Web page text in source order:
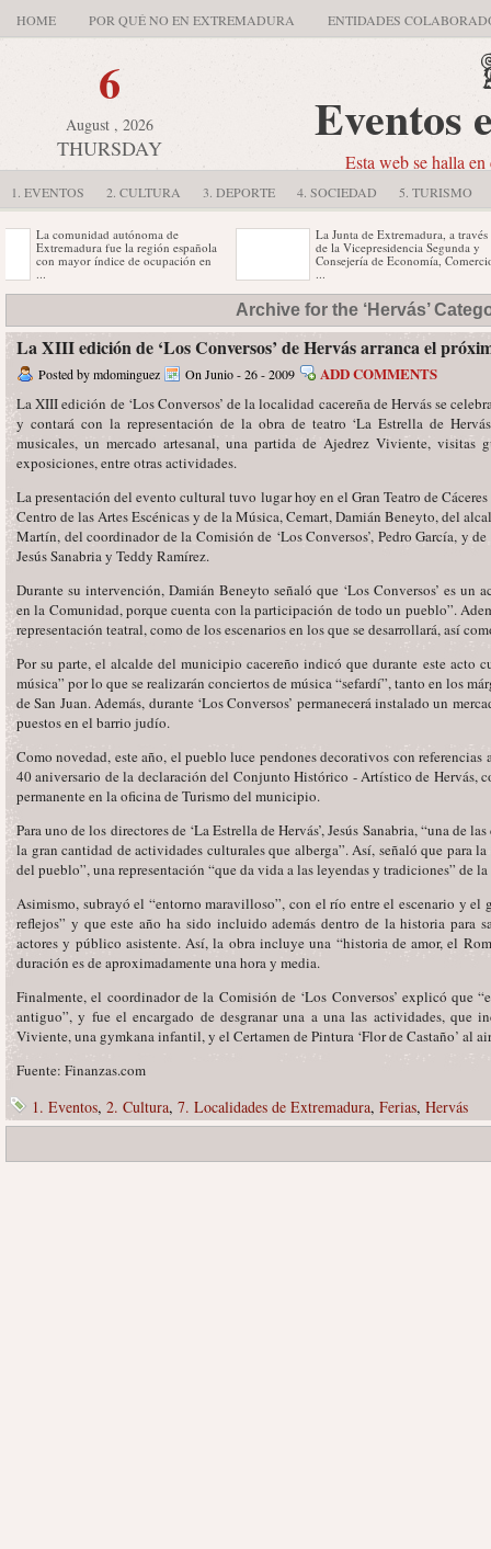
HOME POR QUÉ NO EN EXTREMADURA ENTIDADES
6
August , 2026
THURSDAY Eventos
Esta web se halla
1. EVENTOS 2. CULTURA 3. DEPORTE 4. SOCIEDAD 5. TURISMO
La comunidad autónoma de
Extremadura fue la región española
con mayor índice de ocupación en
La Junta de Extremadura, a través
de la Vicepresidencia Segunda y
Consejería de Economía, Comercio
Al certamen se han presentado 13
han quedado ...
El plazo de admisión de los
proyectos, cuya temática, técnica y
estilo es libre, permanecerá ...
Archive for the ‘Hervás’
La XIII edición de ‘Los Conversos’ de Hervás arranca el
Posted by mdominguez On Junio - 26 - 2009 ADD COMMENTS
La XIII edición de ‘Los Conversos’ de la localidad cacereña de Hervás se
y contará con la representación de la obra de teatro ‘La Estrella de
musicales, un mercado artesanal, una partida de Ajedrez Viviente, visitas
exposiciones, entre otras actividades.
La presentación del evento cultural tuvo lugar hoy en el Gran Teatro de
Centro de las Artes Escénicas y de la Música, Cemart, Damián Beneyto, del
Martín, del coordinador de la Comisión de ‘Los Conversos’, Pedro García, y de
Jesús Sanabria y Teddy Ramírez.
Durante su intervención, Damián Beneyto señaló que ‘Los Conversos’ es
en la Comunidad, porque cuenta con la participación de todo un pueblo”.
representación teatral, como de los escenarios en los que se desarrollará, así
Por su parte, el alcalde del municipio cacereño indicó que durante este acto
música” por lo que se realizarán conciertos de música “sefardí”, tanto en los
de San Juan. Además, durante ‘Los Conversos’ permanecerá instalado un
puestos en el barrio judío.
Como novedad, este año, el pueblo luce pendones decorativos con
40 aniversario de la declaración del Conjunto Histórico - Artístico de Hervás,
permanente en la oficina de Turismo del municipio.
Para uno de los directores de ‘La Estrella de Hervás’, Jesús Sanabria, “una de
la gran cantidad de actividades culturales que alberga”. Así, señaló que para
del pueblo”, una representación “que da vida a las leyendas y tradiciones” de
Asimismo, subrayó el “entorno maravilloso”, con el río entre el escenario y el
reflejos” y que este año ha sido incluido además dentro de la historia para
actores y público asistente. Así, la obra incluye una “historia de amor, el
duración es de aproximadamente una hora y media.
Finalmente, el coordinador de la Comisión de ‘Los Conversos’ explicó que
antiguo”, y fue el encargado de desgranar una a una las actividades, que
Viviente, una gymkana infantil, y el Certamen de Pintura ‘Flor de Castaño’ al
Fuente: Finanzas.com
1. Eventos, 2. Cultura, 7. Localidades de Extremadura, Ferias, Hervás